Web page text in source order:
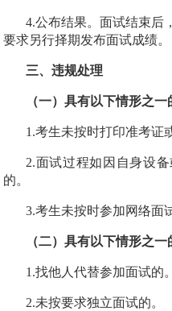
4.公布结果。 面试结束后
要求另行择期发布面试成绩。
三、违规处理
（一）具有以下情形之
1.考生未按时打印准考证
2.面试过程如因自身设
的。
3.考生未按时参加网络面
（二）具有以下情形之
1.找他人代替参加面试的。
2.未按要求独立面试的。